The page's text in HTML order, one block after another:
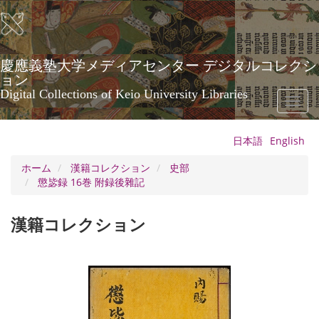
メ
イ
ン
コ
ン
テ
ン
ツ
に
慶應義塾大学メディアセンター デジタルコレクシ
ョン
Digital Collections of Keio University Libraries
Toggle
日本語 English
ホーム
漢籍コレクション
史部
懲毖録 16巻 附録後雜記
漢籍コレクション